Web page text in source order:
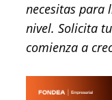
necesitas para
nivel. Solicita
comienza a